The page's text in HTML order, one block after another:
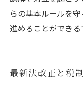
らの基本ルールを
進めることができる
最新法改正と税